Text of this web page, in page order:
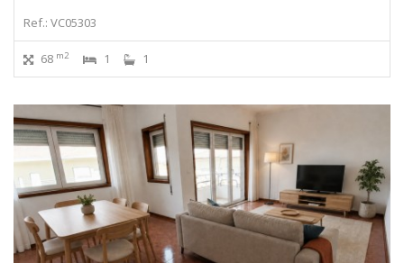
Ref.: VC05303
68 m2 1 1